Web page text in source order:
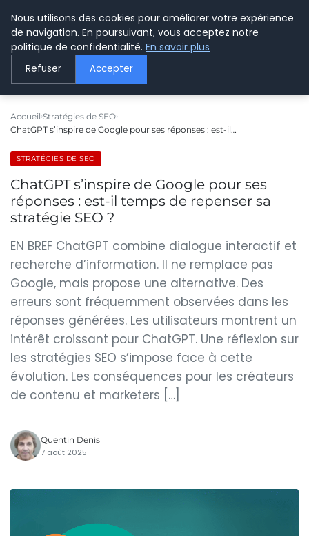
LE WEBMARKETING
Accueil Stratégies de SEO
ChatGPT s’inspire de Google pour ses réponses : est-il…
STRATÉGIES DE SEO
ChatGPT s’inspire de Google pour ses
réponses : est-il temps de repenser sa
stratégie SEO ?
EN BREF ChatGPT combine dialogue interactif et
recherche d’information. Il ne remplace pas
Google, mais propose une alternative. Des
erreurs sont fréquemment observées dans les
réponses générées. Les utilisateurs montrent un
intérêt croissant pour ChatGPT. Une réflexion sur
les stratégies SEO s’impose face à cette
évolution. Les conséquences pour les créateurs
de contenu et marketers […]
Quentin Denis
7 août 2025
Nous utilisons des cookies pour améliorer votre expérience
de navigation. En poursuivant, vous acceptez notre
politique de confidentialité. En savoir plus
Refuser Accepter